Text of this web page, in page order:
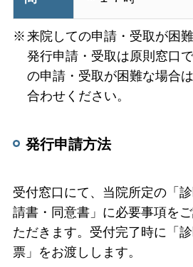
来院しての申請・受取が困
発行申請・受取は原則窓口
の申請・受取が困難な場合
合わせください。
発行申請方法
受付窓口にて、当院所定の「
請書・同意書」に必要事項を
ただきます。受付完了時に「
票」をお渡しします。